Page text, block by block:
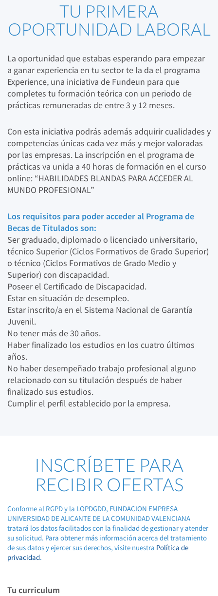
TU PRIMERA
OPORTUNIDAD LABORAL
La oportunidad que estabas esperando para empezar
a ganar experiencia en tu sector te la da el programa
Experience, una iniciativa de Fundeun para que
completes tu formación teórica con un periodo de
prácticas remuneradas de entre 3 y 12 meses.
Con esta iniciativa podrás además adquirir cualidades y
competencias únicas cada vez más y mejor valoradas
por las empresas. La inscripción en el programa de
prácticas va unida a 40 horas de formación en el curso
online: “HABILIDADES BLANDAS PARA ACCEDER AL
MUNDO PROFESIONAL”
Los requisitos para poder acceder al Programa de
Becas de Titulados son:
Ser graduado, diplomado o licenciado universitario,
técnico Superior (Ciclos Formativos de Grado Superior)
o técnico (Ciclos Formativos de Grado Medio y
Superior) con discapacidad.
Poseer el Certificado de Discapacidad.
Estar en situación de desempleo.
Estar inscrito/a en el Sistema Nacional de Garantía
Juvenil.
No tener más de 30 años.
Haber finalizado los estudios en los cuatro últimos
años.
No haber desempeñado trabajo profesional alguno
relacionado con su titulación después de haber
finalizado sus estudios.
Cumplir el perfil establecido por la empresa.
INSCRÍBETE PARA
RECIBIR OFERTAS
Conforme al RGPD y la LOPDGDD, FUNDACION EMPRESA
UNIVERSIDAD DE ALICANTE DE LA COMUNIDAD VALENCIANA
tratará los datos facilitados con la finalidad de gestionar y atender
su solicitud. Para obtener más información acerca del tratamiento
de sus datos y ejercer sus derechos, visite nuestra Política de
privacidad.
Tu curriculum